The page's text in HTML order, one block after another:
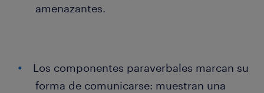
amenazantes.
Los componentes paraverbales marcan su
forma de comunicarse: muestran una